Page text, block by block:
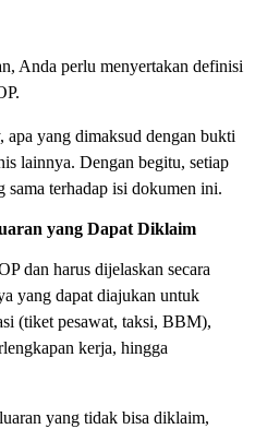
Anda perlu menyertakan definisi
, apa yang dimaksud dengan bukti
lainnya. Dengan begitu, setiap
terhadap isi dokumen ini.
yang Dapat Diklaim
dan harus dijelaskan secara
yang dapat diajukan untuk
(tiket pesawat, taksi, BBM),
kerja, hingga
yang tidak bisa diklaim,